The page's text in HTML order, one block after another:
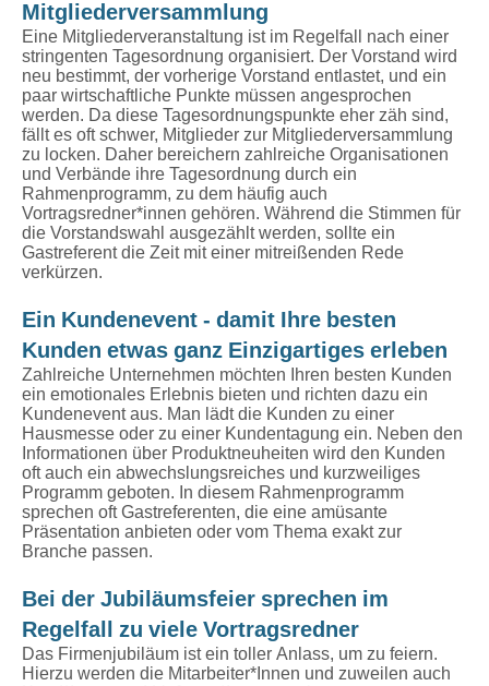
Mitgliederversammlung
Eine Mitgliederveranstaltung ist im Regelfall nach einer
stringenten Tagesordnung organisiert. Der Vorstand wird
neu bestimmt, der vorherige Vorstand entlastet, und ein
paar wirtschaftliche Punkte müssen angesprochen
werden. Da diese Tagesordnungspunkte eher zäh sind,
fällt es oft schwer, Mitglieder zur Mitgliederversammlung
zu locken. Daher bereichern zahlreiche Organisationen
und Verbände ihre Tagesordnung durch ein
Rahmenprogramm, zu dem häufig auch
Vortragsredner*innen gehören. Während die Stimmen für
die Vorstandswahl ausgezählt werden, sollte ein
Gastreferent die Zeit mit einer mitreißenden Rede
verkürzen.
Ein Kundenevent - damit Ihre besten
Kunden etwas ganz Einzigartiges erleben
Zahlreiche Unternehmen möchten Ihren besten Kunden
ein emotionales Erlebnis bieten und richten dazu ein
Kundenevent aus. Man lädt die Kunden zu einer
Hausmesse oder zu einer Kundentagung ein. Neben den
Informationen über Produktneuheiten wird den Kunden
oft auch ein abwechslungsreiches und kurzweiliges
Programm geboten. In diesem Rahmenprogramm
sprechen oft Gastreferenten, die eine amüsante
Präsentation anbieten oder vom Thema exakt zur
Branche passen.
Bei der Jubiläumsfeier sprechen im
Regelfall zu viele Vortragsredner
Das Firmenjubiläum ist ein toller Anlass, um zu feiern.
Hierzu werden die Mitarbeiter*Innen und zuweilen auch